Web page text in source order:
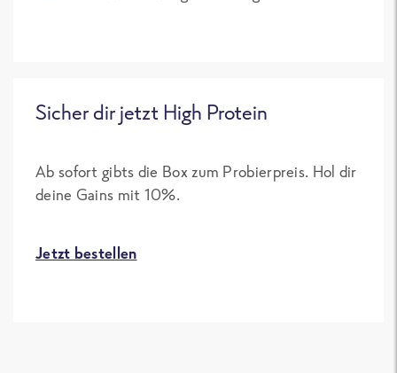
Sicher dir jetzt High Protein
Ab sofort gibts die Box zum Probierpreis. Hol dir
deine Gains mit 10%.
Jetzt bestellen